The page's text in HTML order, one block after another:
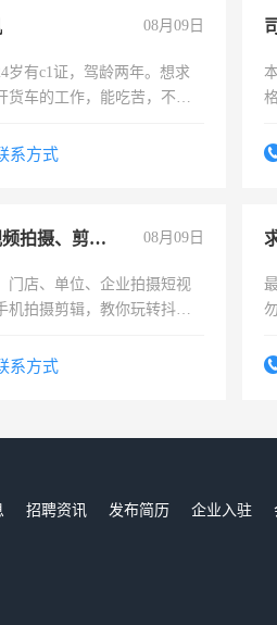
08月09日
岁有c1证，驾龄两年。想求
货车的工作，能吃苦，不怕
系方式
手机短视频拍摄、剪辑、抖音快手 08月09日
门店、单位、企业拍摄短视
机拍摄剪辑，教你玩转抖音
机拍摄剪辑，教你玩转抖
系方式
招聘资讯 发布简历 企业入驻